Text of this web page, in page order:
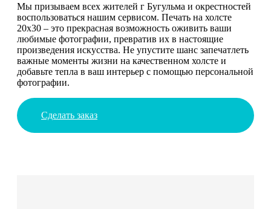
Мы призываем всех жителей г Бугульма и окрестностей
воспользоваться нашим сервисом. Печать на холсте
20х30 – это прекрасная возможность оживить ваши
любимые фотографии, превратив их в настоящие
произведения искусства. Не упустите шанс запечатлеть
важные моменты жизни на качественном холсте и
добавьте тепла в ваш интерьер с помощью персональной
фотографии.
Сделать заказ